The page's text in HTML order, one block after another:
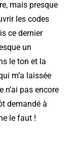
mais presque
les codes
ce dernier
un
le ton et la
m’a laissée
n’ai pas encore
demandé à
le faut !